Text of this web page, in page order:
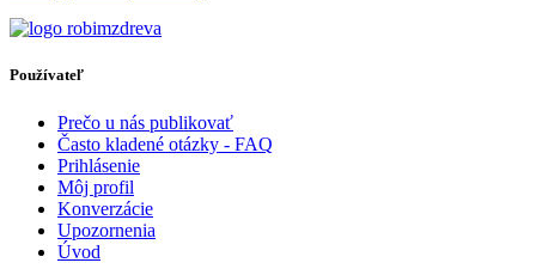
Používateľ
Prečo u nás publikovať
Často kladené otázky - FAQ
Prihlásenie
Môj profil
Konverzácie
Upozornenia
Úvod